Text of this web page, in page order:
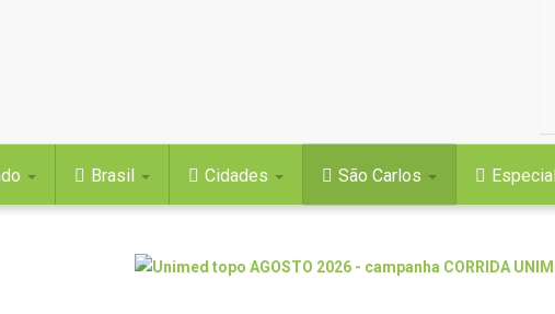
Brasil Cidades São Carlos